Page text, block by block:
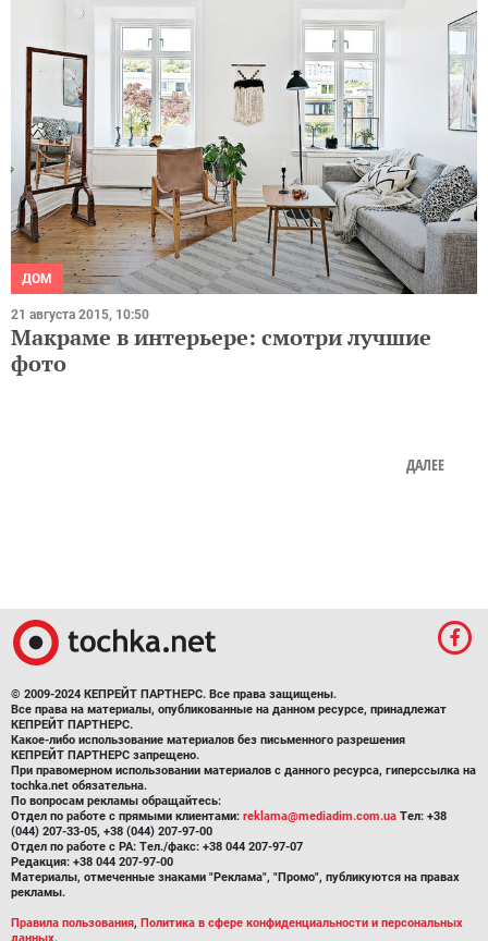
ДОМ
21 августа 2015, 10:50
Макраме в интерьере: смотри лучшие
фото
ДАЛЕЕ
© 2009-2024 КЕПРЕЙТ ПАРТНЕРС. Все права защищены.
Все права на материалы, опубликованные на данном ресурсе, принадлежат
КЕПРЕЙТ ПАРТНЕРС.
Какое-либо использование материалов без письменного разрешения
КЕПРЕЙТ ПАРТНЕРС запрещено.
При правомерном использовании материалов с данного ресурса, гиперссылка на
tochka.net обязательна.
По вопросам рекламы обращайтесь:
Отдел по работе с прямыми клиентами: reklama@mediadim.com.ua Тел: +38
(044) 207-33-05, +38 (044) 207-97-00
Отдел по работе с РА: Тел./факс: +38 044 207-97-07
Редакция: +38 044 207-97-00
Материалы, отмеченные знаками "Реклама", "Промо", публикуются на правах
рекламы.
Правила пользования, Политика в сфере конфиденциальности и персональных